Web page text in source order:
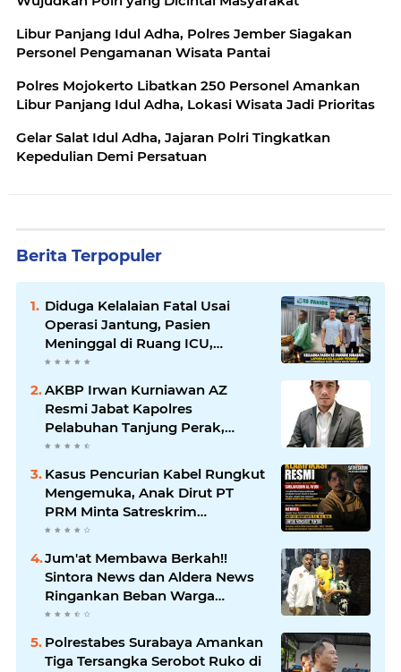
Libur Panjang Idul Adha, Polres Jember Siagakan
Personel Pengamanan Wisata Pantai
Polres Mojokerto Libatkan 250 Personel Amankan
Libur Panjang Idul Adha, Lokasi Wisata Jadi Prioritas
Gelar Salat Idul Adha, Jajaran Polri Tingkatkan
Kepedulian Demi Persatuan
Berita Terpopuler
Diduga Kelalaian Fatal Usai
Operasi Jantung, Pasien
Meninggal di Ruang ICU,
Keluarga Tuntut RSUD dr.
Soewandhie Bertanggung
Jawab
AKBP Irwan Kurniawan AZ
Resmi Jabat Kapolres
Pelabuhan Tanjung Perak,
Pimpinan Redaksi
HarianMataBerita.com
Sampaikan Ucapan Selamat
Kasus Pencurian Kabel Rungkut
Mengemuka, Anak Dirut PT
PRM Minta Satreskrim
Polrestabes Surabaya Usut
Hingga Tuntas
Jum'at Membawa Berkah!!
Sintora News dan Aldera News
Ringankan Beban Warga
Bangkitkan Pelaku UMKM
Polrestabes Surabaya Amankan
Tiga Tersangka Serobot Ruko di